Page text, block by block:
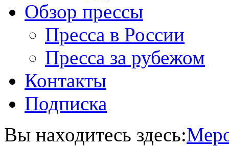
Обзор прессы
Пресса в России
Пресса за рубежом
Контакты
Подписка
Вы находитесь здесь: